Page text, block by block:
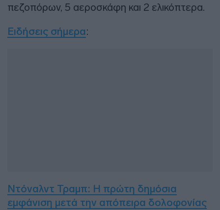
πεζοπόρων, 5 αεροσκάφη και 2 ελικόπτερα.
Ειδήσεις σήμερα:
Ντόναλντ Τραμπ: Η πρώτη δημόσια
εμφάνιση μετά την απόπειρα δολοφονίας